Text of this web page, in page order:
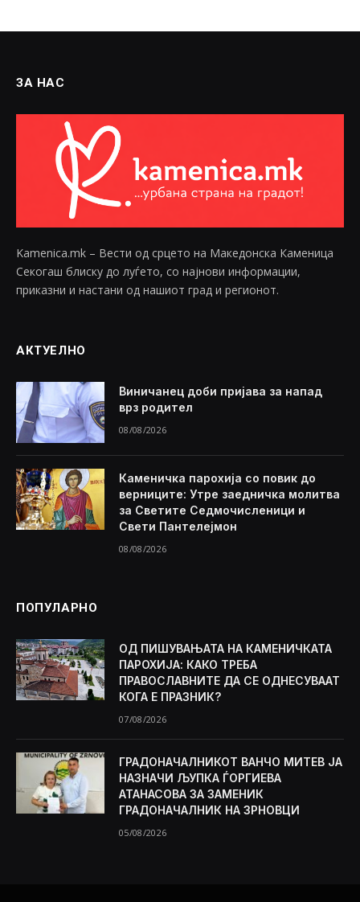
ЗА НАС
Kamenica.mk – Вести од срцето на Македонска Каменица
Секогаш блиску до луѓето, со најнови информации,
приказни и настани од нашиот град и регионот.
АКТУЕЛНО
Виничанец доби пријава за напад
врз родител
08/08/2026
Каменичка парохија со повик до
верниците: Утре заедничка молитва
за Светите Седмочисленици и
Свети Пантелејмон
08/08/2026
ПОПУЛАРНО
ОД ПИШУВАЊАТА НА КАМЕНИЧКАТА
ПАРОХИЈА: КАКО ТРЕБА
ПРАВОСЛАВНИТЕ ДА СЕ ОДНЕСУВААТ
КОГА Е ПРАЗНИК?
07/08/2026
ГРАДОНАЧАЛНИКОТ ВАНЧО МИТЕВ ЈА
НАЗНАЧИ ЉУПКА ЃОРГИЕВА
АТАНАСОВА ЗА ЗАМЕНИК
ГРАДОНАЧАЛНИК НА ЗРНОВЦИ
05/08/2026